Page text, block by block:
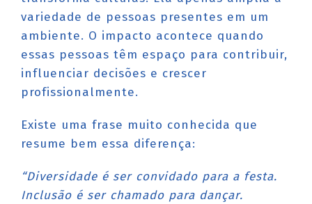
variedade de pessoas presentes em um
ambiente. O impacto acontece quando
essas pessoas têm espaço para contribuir,
influenciar decisões e crescer
profissionalmente.
Existe uma frase muito conhecida que
resume bem essa diferença:
“Diversidade é ser convidado para a festa.
Inclusão é ser chamado para dançar.